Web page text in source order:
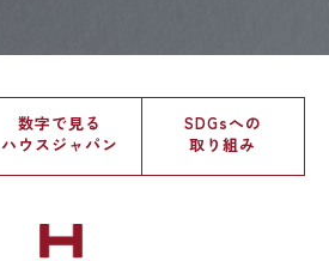
数字で見る
ハウスジャパン
SDGsへの
取り組み